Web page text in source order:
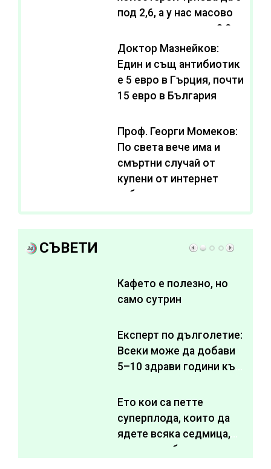
под 2,6, а у нас масово
се живее с нива от 3,2
Доктор Мазнейков:
Един и същ антибиотик
e 5 евро в Гърция, почти
15 евро в България
Проф. Георги Момеков:
По света вече има и
смъртни случай от
купени от интернет
субстанции за
отслабване
СЪВЕТИ
Кафето е полезно, но
само сутрин
Експерт по дълголетие:
Всеки може да добави
5–10 здрави години към
Ето кои са петте
суперплода, които да
ядете всяка седмица,
за да подобрите